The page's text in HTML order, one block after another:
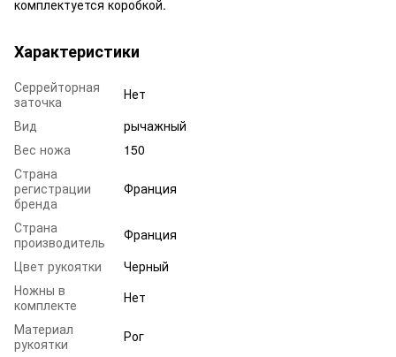
комплектуется коробкой.
Характеристики
Серрейторная
заточка
Нет
Вид
рычажный
Вес ножа
150
Страна
регистрации
бренда
Франция
Страна
производитель
Франция
Цвет рукоятки
Черный
Ножны в
комплекте
Нет
Материал
рукоятки
Рог